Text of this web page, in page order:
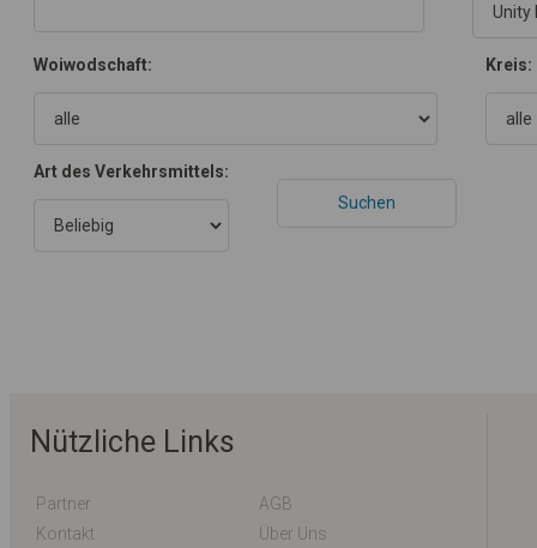
Woiwodschaft: Kreis:
Art des Verkehrsmittels:
Nützliche Links
Partner
AGB
Kontakt
Über Uns